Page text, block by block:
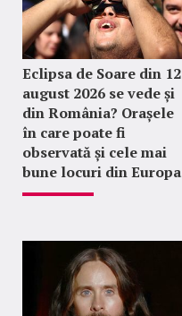
Eclipsa de Soare din 12
august 2026 se vede și
din România? Orașele
în care poate fi
observată și cele mai
bune locuri din Europa